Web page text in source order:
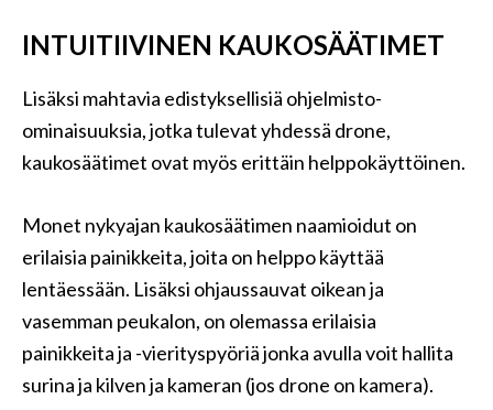
INTUITIIVINEN KAUKOSÄÄTIMET
Lisäksi mahtavia edistyksellisiä ohjelmisto-
ominaisuuksia, jotka tulevat yhdessä drone,
kaukosäätimet ovat myös erittäin helppokäyttöinen.
Monet nykyajan kaukosäätimen naamioidut on
erilaisia ​​painikkeita, joita on helppo käyttää
lentäessään. Lisäksi ohjaussauvat oikean ja
vasemman peukalon, on olemassa erilaisia ​​
painikkeita ja -vierityspyöriä jonka avulla voit hallita
surina ja kilven ja kameran (jos drone on kamera).